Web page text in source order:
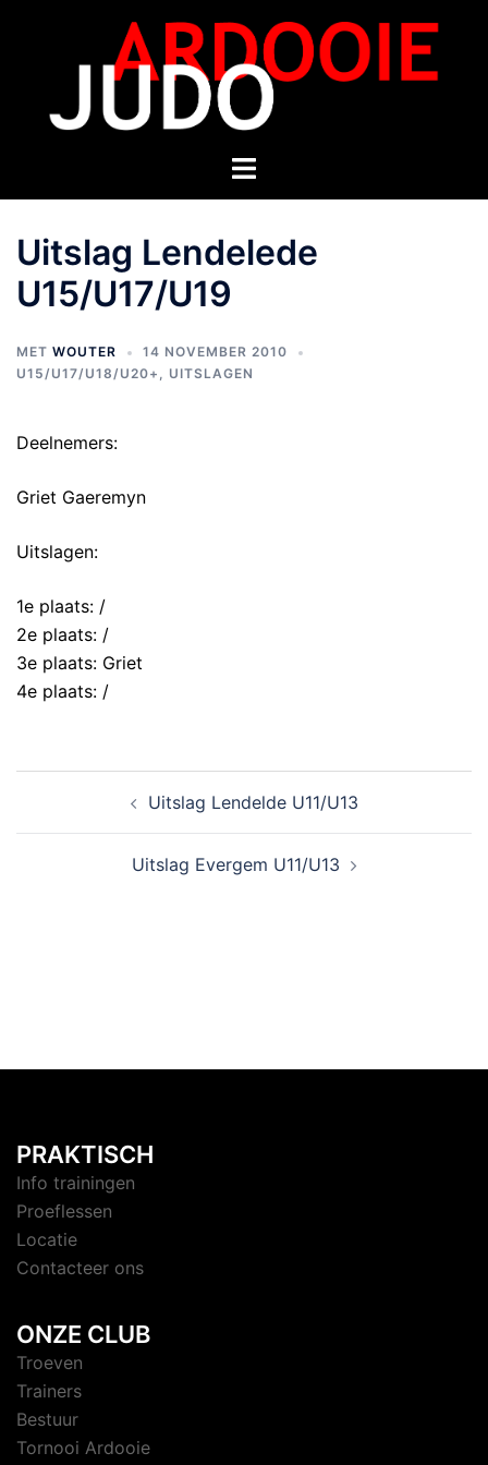
Uitslag Lendelede
U15/U17/U19
MET WOUTER
14 NOVEMBER 2010
U15/U17/U18/U20+ , UITSLAGEN
Deelnemers:
Griet Gaeremyn
Uitslagen:
1e plaats: /
2e plaats: /
3e plaats: Griet
4e plaats: /
Uitslag Lendelde U11/U13
Uitslag Evergem U11/U13
PRAKTISCH
Info trainingen
Proeflessen
Locatie
Contacteer ons
ONZE CLUB
Troeven
Trainers
Bestuur
Tornooi Ardooie